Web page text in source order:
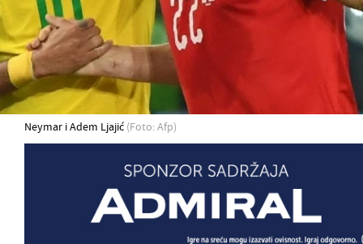
Neymar i Adem Ljajić (Foto: Afp)